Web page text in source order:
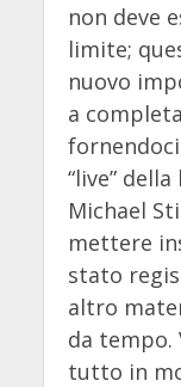
non deve
limite;
nuovo
a
“live”
Michael
mettere
stato
altro
da tempo.
tutto in